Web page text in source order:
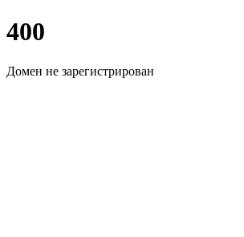
400
Домен не зарегистрирован